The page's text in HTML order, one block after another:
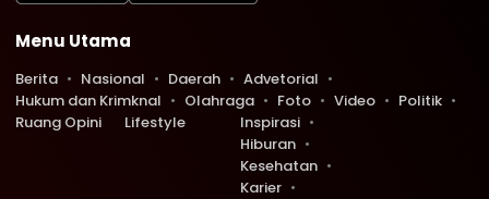
Menu Utama
Berita Nasional Daerah
Advetorial
Hukum dan Krimknal
Olahraga Foto Video
Politik
Ruang Opini
Lifestyle
Inspirasi
Hiburan
Kesehatan
Karier